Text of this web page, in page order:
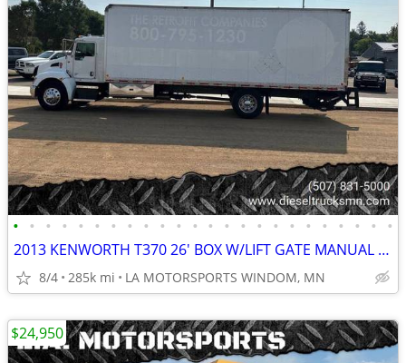
• • • • • • • • • • • • • • • • • • • • • • • •
2013 KENWORTH T370 26' BOX W/LIFT GATE MANUAL TRANS 6.7L CUMMINS
8/4 285k mi LA MOTORSPORTS WINDOM, MN
$24,950